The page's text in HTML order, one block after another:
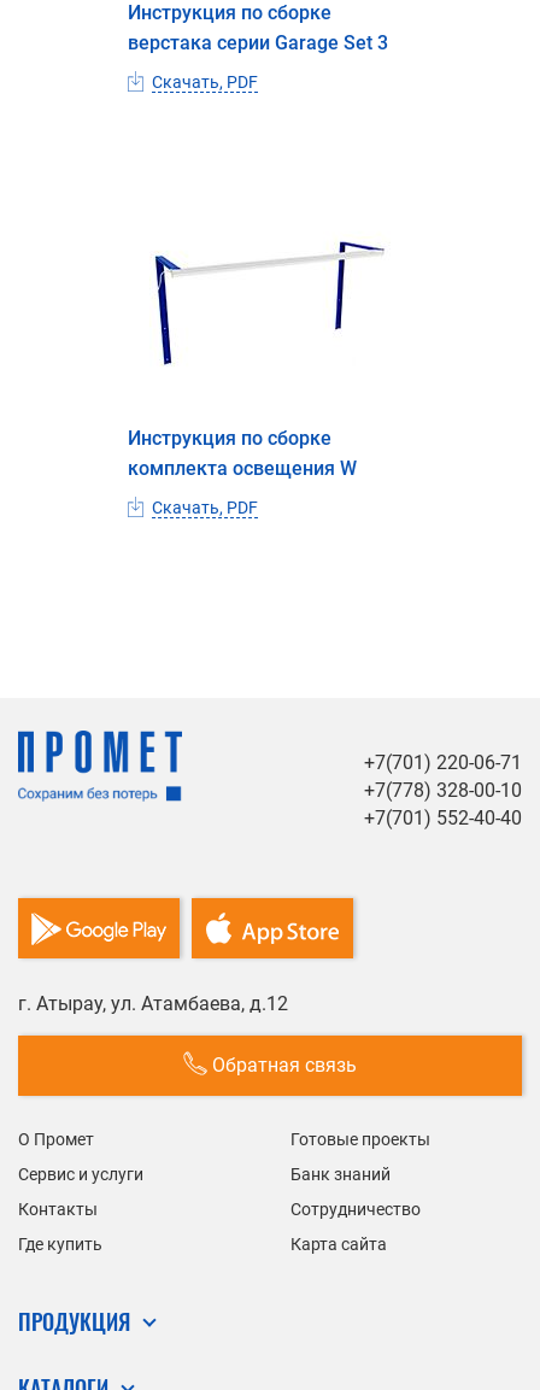
Инструкция по сборке
верстака серии Garage Set 3
Скачать, PDF
Инструкция по сборке
комплекта освещения W
Скачать, PDF
+7(701) 220-06-71
+7(778) 328-00-10
+7(701) 552-40-40
г. Атырау, ул. Атамбаева, д.12
Обратная связь
О Промет
Готовые проекты
Сервис и услуги
Банк знаний
Контакты
Сотрудничество
Где купить
Карта сайта
ПРОДУКЦИЯ